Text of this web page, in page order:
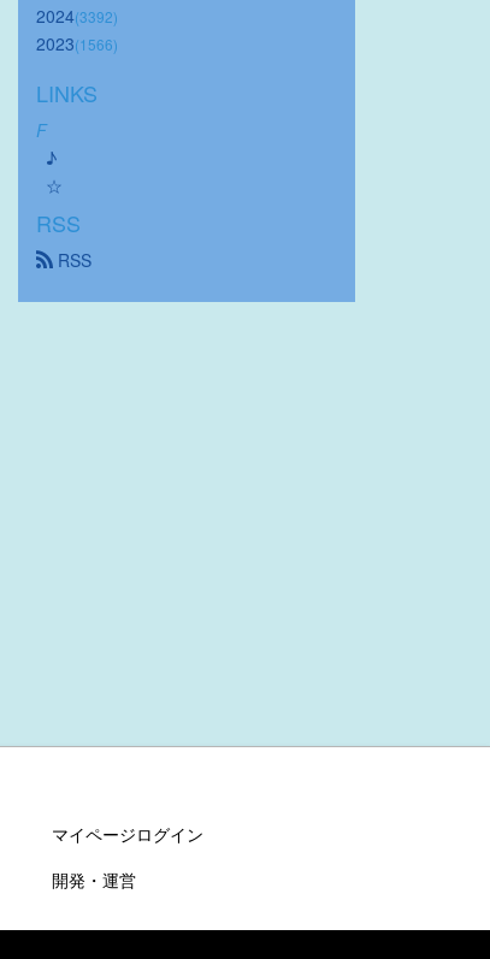
2024(3392)
2023(1566)
LINKS
F
♪
☆
RSS
RSS
マイページログイン
開発・運営